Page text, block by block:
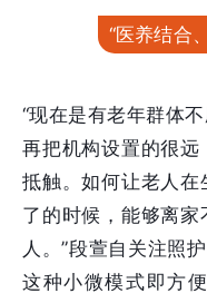
“医养结合
“现在是有老年群体
再把机构设置的很
抵触。如何让老人
了的时候，能够离
人。”段萱自关注照
这种小微模式即方